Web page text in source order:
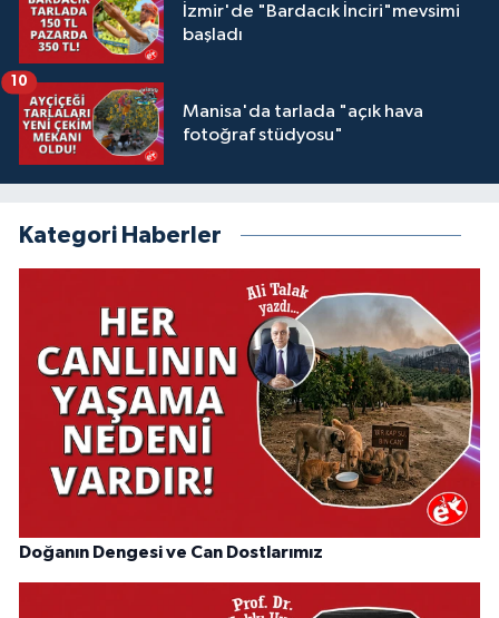
İzmir'de "Bardacık İnciri"mevsimi
başladı
Manisa'da tarlada "açık hava
fotoğraf stüdyosu"
10
Kategori Haberler
Doğanın Dengesi ve Can Dostlarımız